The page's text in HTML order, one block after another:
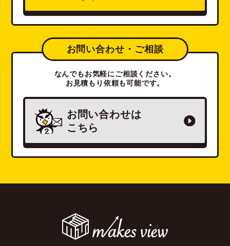
お問い合わせ・ご相談
なんでもお気軽にご相談ください。
お見積もり依頼も可能です。
お問い合わせは
こちら